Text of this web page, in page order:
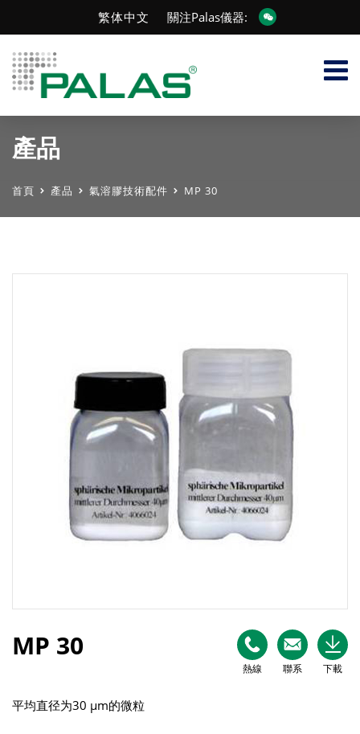
繁体中文 關注Palas儀器:
產品
首頁 產品 氣溶膠技術配件 MP 30
熱線 聯系 下載
MP 30
平均直径为30 µm的微粒